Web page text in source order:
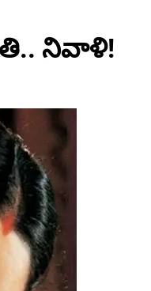
నివాళి!